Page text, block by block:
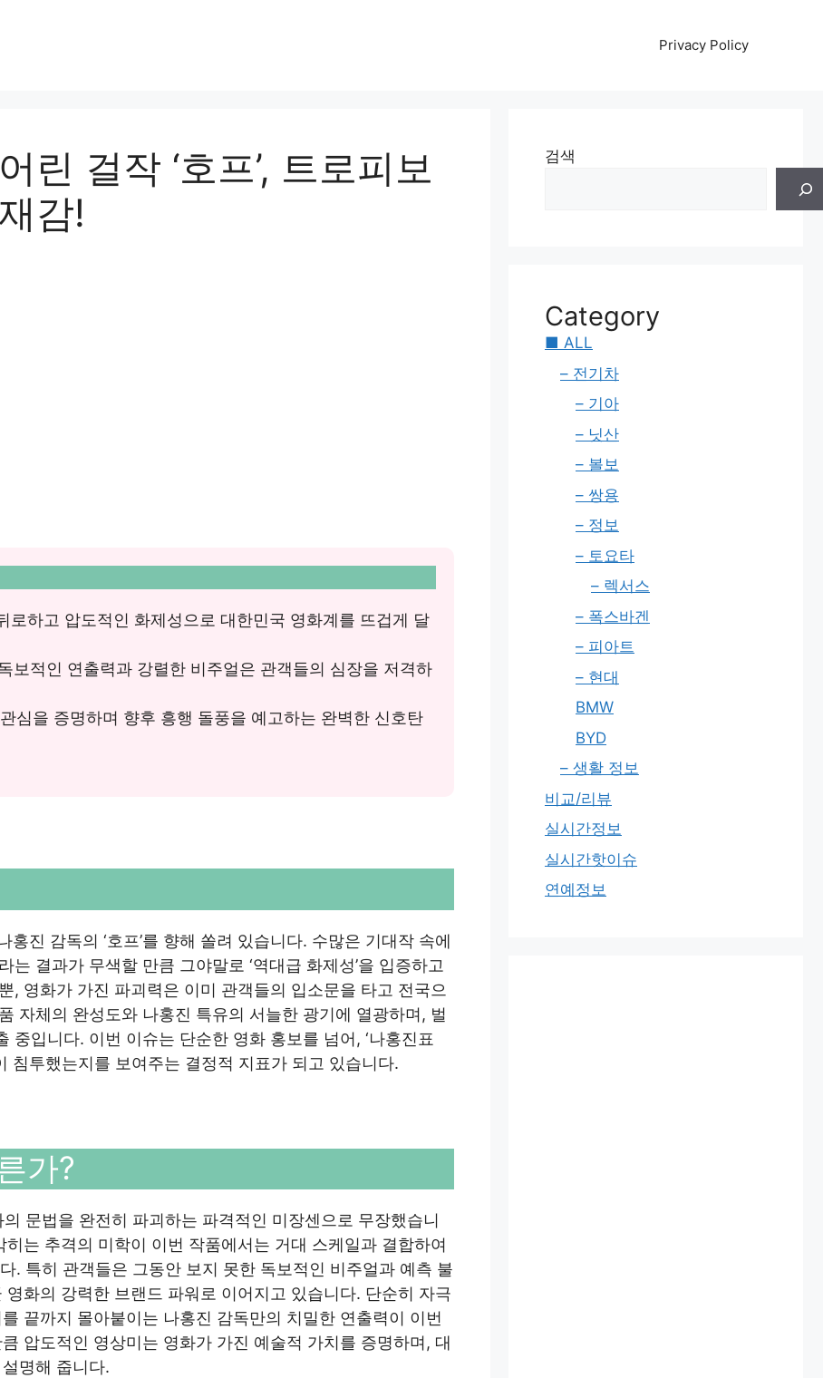
Privacy Policy
린 걸작 ‘호프’, 트로피보
감!
로하고 압도적인 화제성으로 대한민국 영화계를 뜨겁게 달
보적인 연출력과 강렬한 비주얼은 관객들의 심장을 저격하
심을 증명하며 향후 흥행 돌풍을 예고하는 완벽한 신호탄
진 감독의 ‘호프’를 향해 쏠려 있습니다. 수많은 기대작 속에
결과가 무색할 만큼 그야말로 ‘역대급 화제성’을 입증하고
, 영화가 가진 파괴력은 이미 관객들의 입소문을 타고 전국으
자체의 완성도와 나홍진 특유의 서늘한 광기에 열광하며, 벌
입니다. 이번 이슈는 단순한 영화 홍보를 넘어, ‘나홍진표
침투했는지를 보여주는 결정적 지표가 되고 있습니다.
가?
문법을 완전히 파괴하는 파격적인 미장센으로 무장했습니
는 추격의 미학이 이번 작품에서는 거대 스케일과 결합하여
. 특히 관객들은 그동안 보지 못한 독보적인 비주얼과 예측 불
화의 강력한 브랜드 파워로 이어지고 있습니다. 단순히 자극
끝까지 몰아붙이는 나홍진 감독만의 치밀한 연출력이 이번
압도적인 영상미는 영화가 가진 예술적 가치를 증명하며, 대
명해 줍니다.
검색
Category
■ ALL
– 전기차
– 기아
– 닛산
– 볼보
– 쌍용
– 정보
– 토요타
– 렉서스
– 폭스바겐
– 피아트
– 현대
BMW
BYD
– 생활 정보
비교/리뷰
실시간정보
실시간핫이슈
연예정보